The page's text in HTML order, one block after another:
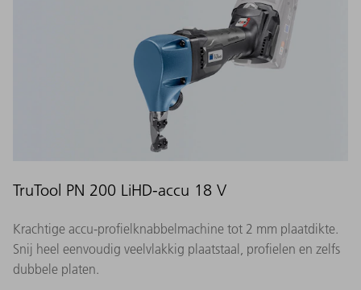
TruTool PN 200 LiHD-accu 18 V
Krachtige accu-profielknabbelmachine tot 2 mm plaatdikte.
Snij heel eenvoudig veelvlakkig plaatstaal, profielen en zelfs
dubbele platen.